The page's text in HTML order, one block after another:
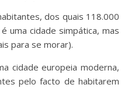
dos quais 118.000
uma cidade simpática, mas
para se morar).
cidade europeia moderna,
pelo facto de habitarem